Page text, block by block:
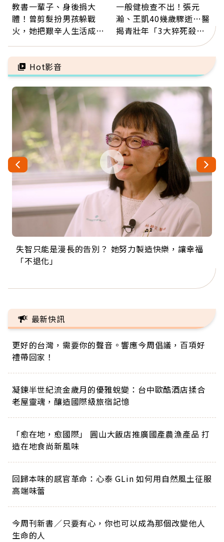
教書一輩子、身後捐大
體！曾剪髮扮男孩躲戰
火，她把艱辛人生活成風
福
一般健檢查不出！張元
瀚、王凱40幾歲驟逝…醫
揭青壯年「3大猝死殺
手」：靠2檢查揪出9成地
雷
Hot影音
失智只能是漫長的告別？ 她努力製造快樂，讓幸福
「不退化」
來自剛果的巧克力神父 為台灣奉獻36年 「台灣是我
的家，我連作夢都講台語！」
63歲卸矽谷副總、搬回台灣找快樂！「蛋黃哥小
丑」走進安養院，逗樂上萬爺奶：退休後才開始真
104歲打破金氏世界紀錄 成為全球最年長羽球選
手，分享長壽的秘密原來是「這個」
事業巔峰他選擇追夢…黑手阿伯拉小提琴還登上小
巨蛋！連CNN都大讚！
最新快訊
更好的台灣，需要你的聲音。響應今周倡議，百項好
禮帶回家！
凝鍊半世紀流金歲月的優雅蛻變：台中歐酷酒店揉合
老屋靈魂，釀造國際級旅宿記憶
「愈在地，愈國際」 圓山大飯店推廣國產農漁產品 打
造在地食尚新風味
回歸本味的感官革命：心泰 GLin 如何用自然風土征服
高端味蕾
今周刊新書／只要有心，你也可以成為那個改變他人
生命的人